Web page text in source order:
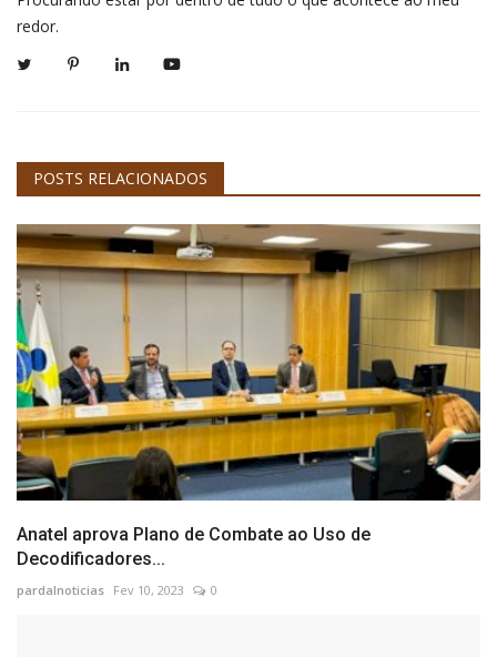
redor.
POSTS RELACIONADOS
Anatel aprova Plano de Combate ao Uso de
Decodificadores...
pardalnoticias Fev 10, 2023 0